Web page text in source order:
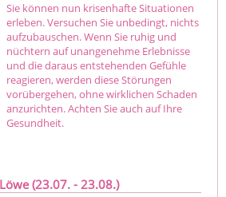
Sie können nun krisenhafte Situationen
erleben. Versuchen Sie unbedingt, nichts
aufzubauschen. Wenn Sie ruhig und
nüchtern auf unangenehme Erlebnisse
und die daraus entstehenden Gefühle
reagieren, werden diese Störungen
vorübergehen, ohne wirklichen Schaden
anzurichten. Achten Sie auch auf Ihre
Gesundheit.
(23.07. - 23.08.)